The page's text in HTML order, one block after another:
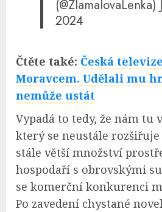
(@ZlamalovaLenka)
2024
Čtěte také: Česká
Moravcem. Udělali mu
nemůže ustát
Vypadá to tedy, že nám tu
který se neustále
stále větší množství
hospodaří s obrovskými
se komerční konkurenci
Po zavedení chystané